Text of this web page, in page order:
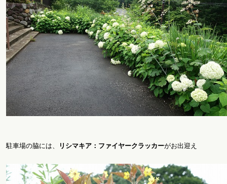
駐車場の脇には、 リシマキア：ファイヤークラッカーがお出迎え